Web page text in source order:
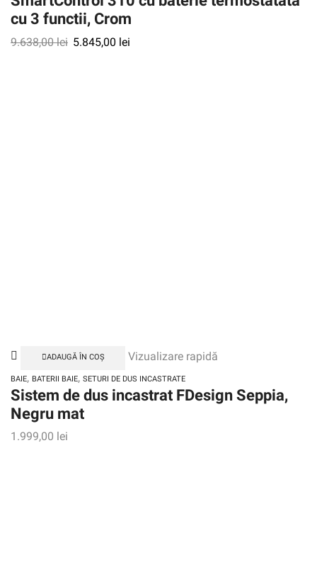
cu 3 functii, Crom
9.638,00lei 5.845,00 lei
ADAUGĂ ÎN COȘ Vizualizare rapidă
BAIE, BATERII BAIE, SETURI DE DUS INCASTRATE
Sistem de dus incastrat FDesign Seppia,
Negru mat
1.999,00 lei